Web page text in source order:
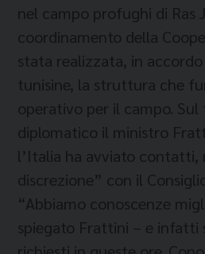
nel campo profughi di Ras
coordinamento della
stata realizzata, in
tunisine, la struttura che
operativo per il campo.
diplomatico il ministro
l’Italia ha avviato contatti,
discrezione” con il
“Abbiamo conoscenze
spiegato Frattini – e infatti